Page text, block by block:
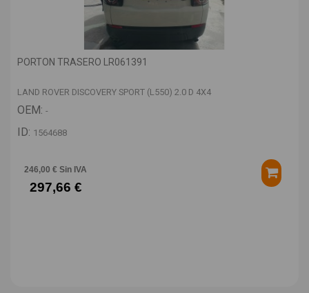
PORTON TRASERO LR061391
LAND ROVER DISCOVERY SPORT (L550) 2.0 D 4X4
OEM: -
ID: 1564688
246,00 € Sin IVA
297,66 €